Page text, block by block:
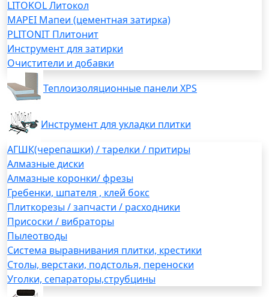
LITOKOL Литокол
MAPEI Мапеи (цементная затирка)
PLITONIT Плитонит
Инструмент для затирки
Очистители и добавки
Теплоизоляционные панели XPS
Инструмент для укладки плитки
АГШК(черепашки) / тарелки / притиры
Алмазные диски
Алмазные коронки/ фрезы
Гребенки, шпателя , клей бокс
Плиткорезы / запчасти / расходники
Присоски / вибраторы
Пылеотводы
Система выравнивания плитки, крестики
Столы, верстаки, подстолья, переноски
Уголки, сепараторы,струбцины